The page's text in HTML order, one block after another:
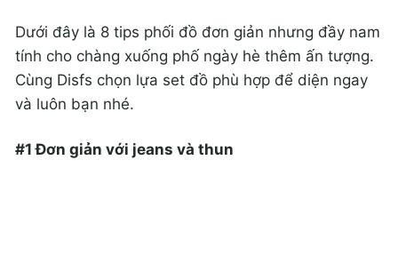
Dưới đây là 8 tips phối đồ đơn giản nhưng đầy nam
tính cho chàng xuống phố ngày hè thêm ấn tượng.
Cùng Disfs chọn lựa set đồ phù hợp để diện ngay
và luôn bạn nhé.
#1 Đơn giản với jeans và thun